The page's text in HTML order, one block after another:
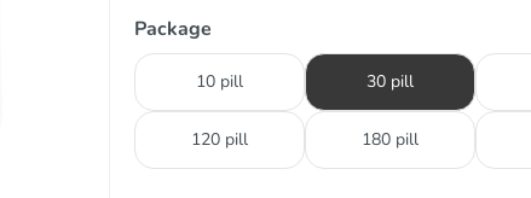
Package
10 pill 30 pill
120 pill 180 pill